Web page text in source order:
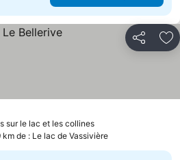
Partager
sur le lac et les collinesConsulter les
km de : Le lac de Vassivière